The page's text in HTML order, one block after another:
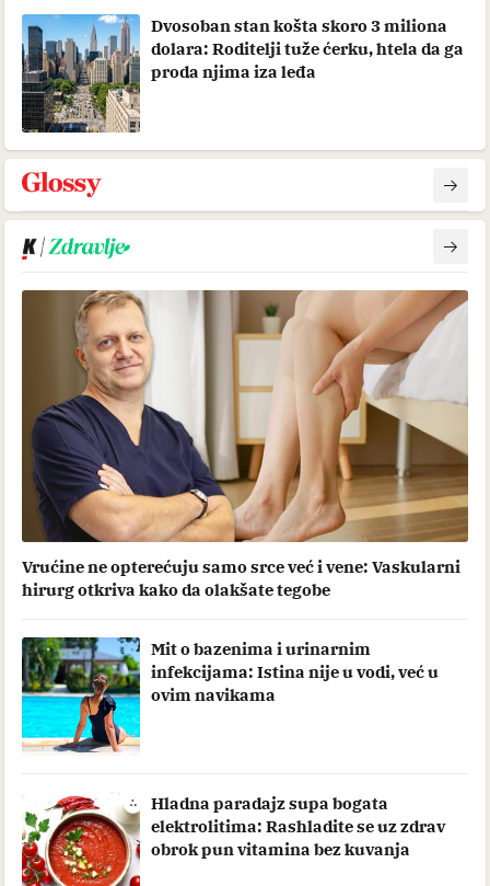
Dvosoban stan košta skoro 3 miliona
dolara: Roditelji tuže ćerku, htela da ga
proda njima iza leđa
Vrućine ne opterećuju samo srce već i vene: Vaskularni
hirurg otkriva kako da olakšate tegobe
Mit o bazenima i urinarnim
infekcijama: Istina nije u vodi, već u
ovim navikama
Hladna paradajz supa bogata
elektrolitima: Rashladite se uz zdrav
obrok pun vitamina bez kuvanja